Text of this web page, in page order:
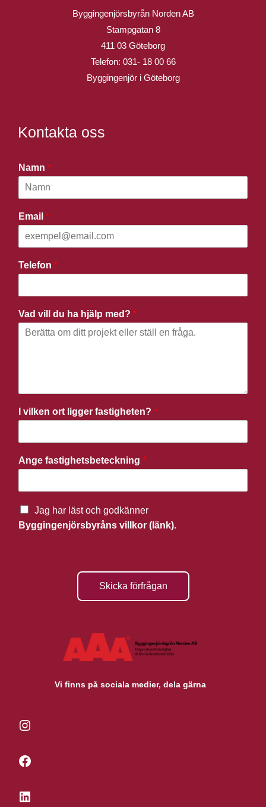
Byggingenjörsbyrån Norden AB
Stampgatan 8
411 03 Göteborg
Telefon: 031- 18 00 66
Byggingenjör i Göteborg
Kontakta oss
Namn *
Email *
Telefon *
Vad vill du ha hjälp med? *
I vilken ort ligger fastigheten? *
Ange fastighetsbeteckning *
Jag har läst och godkänner
Byggingenjörsbyråns villkor (länk).
Skicka förfrågan
Vi finns på sociala medier, dela gärna
Instagram
Facebook
LinkedIn